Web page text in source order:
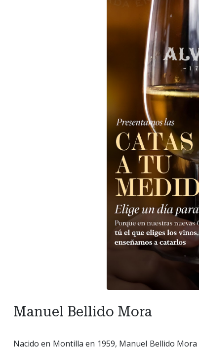
Manuel Bellido Mora
Nacido en Montilla en 1959, Manuel Bellido